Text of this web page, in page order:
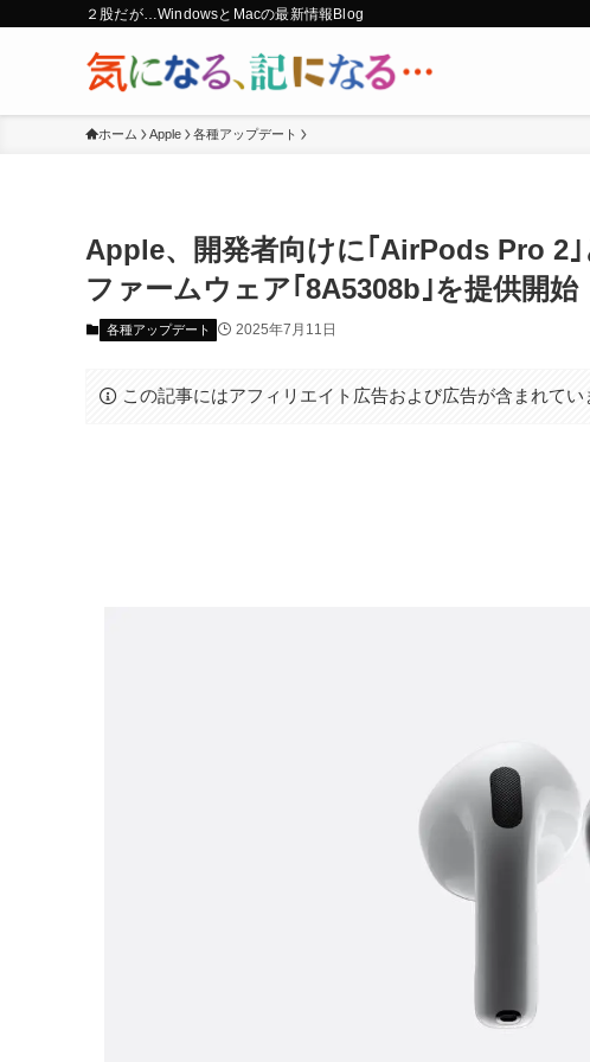
２股だが…WindowsとMacの最新情報Blog
ホーム Apple 各種アップデート
Apple、開発者向けに｢AirPods Pro 2
ファームウェア｢8A5308b｣を提供開始
各種アップデート 2025年7月11日
この記事にはアフィリエイト広告および広告が含まれてい